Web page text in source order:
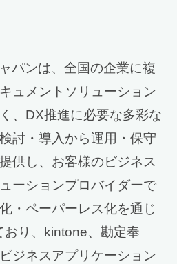
パンは、全国の企業に複
ュメントソリューション
、DX推進に必要な多彩な
討・導入から運用・保守
供し、お客様のビジネス
ーションプロバイダーで
・ペーパーレス化を通じ
り、kintone、勘定奉
ジネスアプリケーション